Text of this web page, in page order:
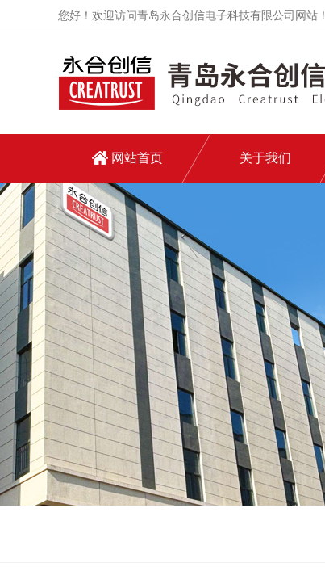
您好！欢迎访问青岛永合创信电子科技有限公司网站！
网站首页 关于我们